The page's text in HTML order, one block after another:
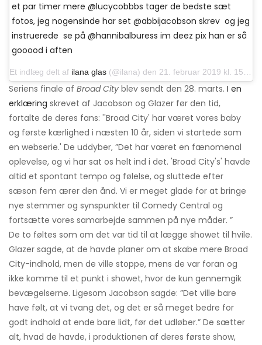
et par timer mere @lucycobbbs tager de bedste sæt
fotos, jeg nogensinde har set @abbijacobson skrev ‍ og jeg
instruerede ‍ se på @hannibalburess im deez pix han er så
gooood i aften
Et indlæg delt af ilana glas (@ilana) den 21. februar 2019 kl. 15:52 PST
Seriens finale af Broad City blev sendt den 28. marts. I en
erklæring skrevet af Jacobson og Glazer før den tid,
fortalte de deres fans: ''Broad City' har været vores baby
og første kærlighed i næsten 10 år, siden vi startede som
en webserie.' De uddyber, ”Det har været en fænomenal
oplevelse, og vi har sat os helt ind i det. 'Broad City's' havde
altid et spontant tempo og følelse, og sluttede efter
sæson fem ærer den ånd. Vi er meget glade for at bringe
nye stemmer og synspunkter til Comedy Central og
fortsætte vores samarbejde sammen på nye måder. ”
De to føltes som om det var tid til at lægge showet til hvile.
Glazer sagde, at de havde planer om at skabe mere Broad
City-indhold, men de ville stoppe, mens de var foran og
ikke komme til et punkt i showet, hvor de kun gennemgik
bevægelserne. Ligesom Jacobson sagde: ”Det ville bare
have følt, at vi tvang det, og det er så meget bedre for
godt indhold at ende bare lidt, før det udløber.” De sætter
alt, hvad de havde, i produktionen af ​​deres første show,